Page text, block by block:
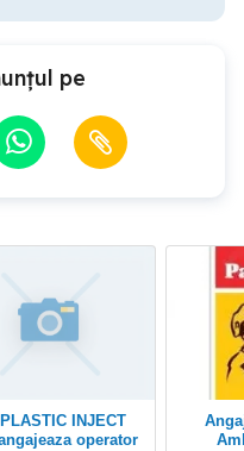
pe
operator
Angajăm Operator